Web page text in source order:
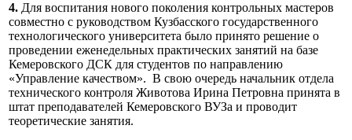
4. Для воспитания нового поколения контрольных мастеров
совместно с руководством Кузбасского государственного
технологического университета было принято решение о
проведении еженедельных практических занятий на базе
Кемеровского ДСК для студентов по направлению
«Управление качеством». В свою очередь начальник отдела
технического контроля Животова Ирина Петровна принята в
штат преподавателей Кемеровского ВУЗа и проводит
теоретические занятия.